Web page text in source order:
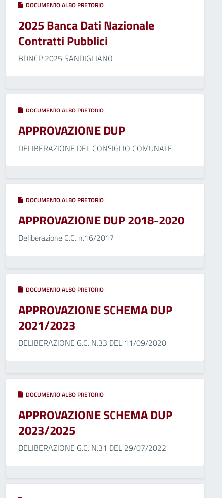
DOCUMENTO ALBO PRETORIO
2025 Banca Dati Nazionale
Contratti Pubblici
BDNCP 2025 SANDIGLIANO
DOCUMENTO ALBO PRETORIO
APPROVAZIONE DUP
DELIBERAZIONE DEL CONSIGLIO COMUNALE
DOCUMENTO ALBO PRETORIO
APPROVAZIONE DUP 2018-2020
Deliberazione C.C. n.16/2017
DOCUMENTO ALBO PRETORIO
APPROVAZIONE SCHEMA DUP
2021/2023
DELIBERAZIONE G.C. N.33 DEL 11/09/2020
DOCUMENTO ALBO PRETORIO
APPROVAZIONE SCHEMA DUP
2023/2025
DELIBERAZIONE G.C. N.31 DEL 29/07/2022